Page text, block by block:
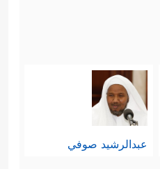
خَسِرَ ٱلدُّنۡیَا وَٱلۡأَخِرَةَۚ
ذَ ٰ⁠لِكَ هُوَ ٱلضَّلَـٰلُ ٱلۡبَعِیدُ
مِن نَّفۡعِهِۦۚ لَبِئۡسَ
عبدالرشيد صوفي